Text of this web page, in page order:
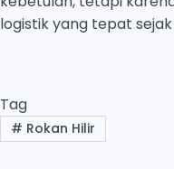
logistik yang tepat sejak
Tag
# Rokan Hilir